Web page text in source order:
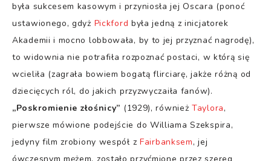
była sukcesem kasowym i przyniosła jej Oscara (ponoć
ustawionego, gdyż Pickford była jedną z inicjatorek
Akademii i mocno lobbowała, by to jej przyznać nagrodę),
to widownia nie potrafiła rozpoznać postaci, w którą się
wcieliła (zagrała bowiem bogatą flirciarę, jakże różną od
dziecięcych ról, do jakich przyzwyczaiła fanów).
„Poskromienie złośnicy” (1929), równieżTaylora,
pierwsze mówione podejście do Williama Szekspira,
jedyny film zrobiony wespół z Fairbanksem, jej